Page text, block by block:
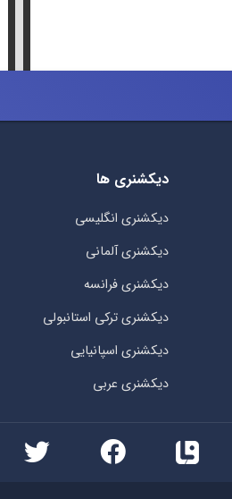
دیکشنری ها
دیکشنری انگلیسی
دیکشنری آلمانی
دیکشنری فرانسه
دیکشنری ترکی استانبولی
دیکشنری اسپانیایی
دیکشنری عربی